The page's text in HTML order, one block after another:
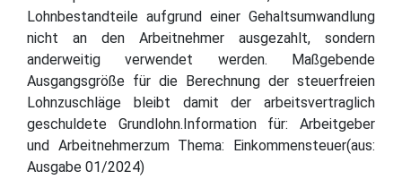
Lohnbestandteile aufgrund einer Gehaltsumwandlung
nicht an den Arbeitnehmer ausgezahlt, sondern
anderweitig verwendet werden. Maßgebende
Ausgangsgröße für die Berechnung der steuerfreien
Lohnzuschläge bleibt damit der arbeitsvertraglich
geschuldete Grundlohn.Information für: Arbeitgeber
und Arbeitnehmerzum Thema: Einkommensteuer(aus:
Ausgabe 01/2024)